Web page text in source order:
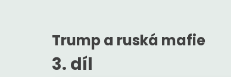
Trump a ruská mafie
3. díl